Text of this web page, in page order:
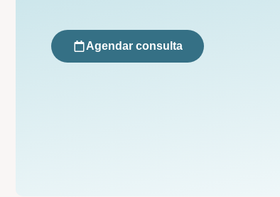
Agendar consulta